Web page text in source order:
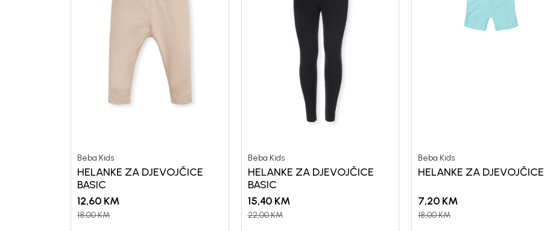
Beba Kids
HELANKE ZA DJEVOJČICE
BASIC
12,60 KM
18,00KM
Beba Kids
HELANKE ZA DJEVOJČICE
BASIC
15,40 KM
22,00KM
Beba Kids
HELANKE ZA DJEVOJČICE
7,20 KM
18,00KM